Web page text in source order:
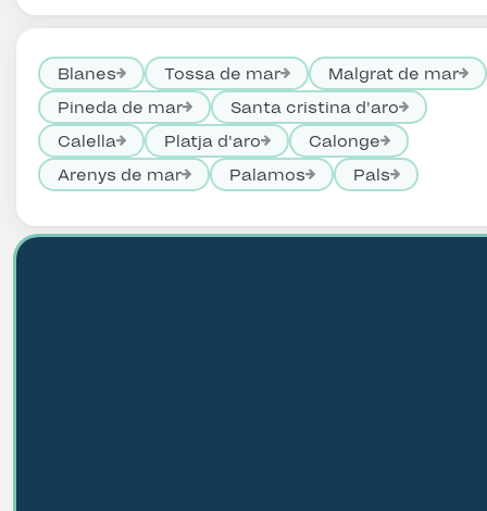
Blanes Tossa de mar
Malgrat de mar
Pineda de mar
Santa cristina d'aro
Calella
Platja d'aro
Calonge
Arenys de mar
Palamos Pals